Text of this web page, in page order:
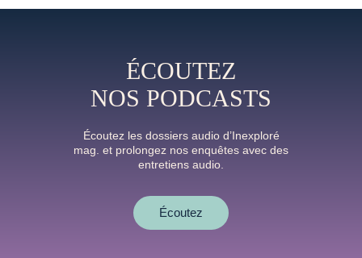
ÉCOUTEZ
NOS PODCASTS
Écoutez les dossiers audio d’Inexploré
mag. et prolongez nos enquêtes avec des
entretiens audio.
Écoutez